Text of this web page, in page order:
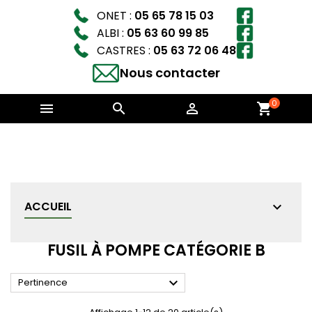
ONET : 05 65 78 15 03
ALBI : 05 63 60 99 85
CASTRES : 05 63 72 06 48
Nous contacter
   shopping_cart0
ACCUEIL
FUSIL À POMPE CATÉGORIE B
Pertinence 